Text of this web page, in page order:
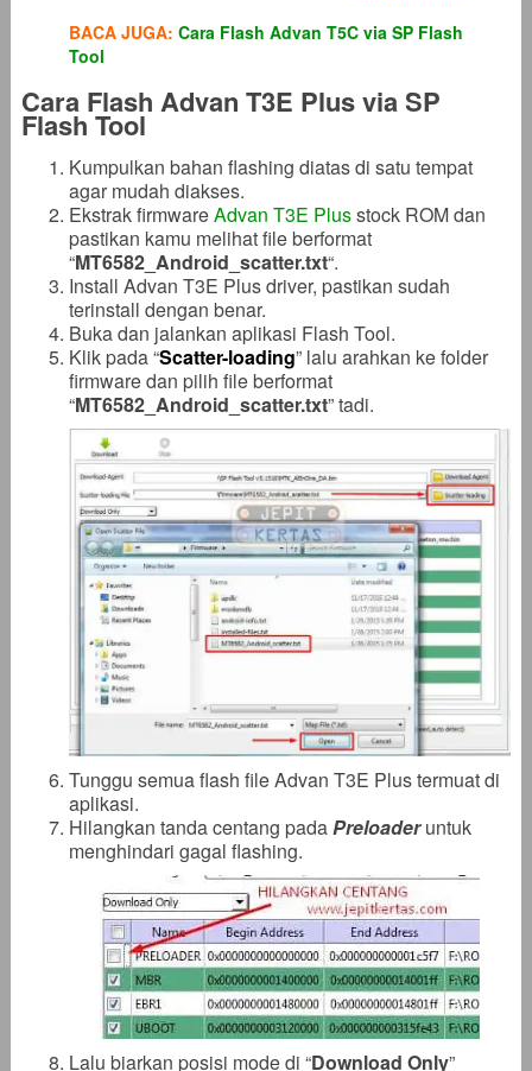
BACA JUGA: Cara Flash Advan T5C via SP Flash
Tool
Cara Flash Advan T3E Plus via SP
Flash Tool
Kumpulkan bahan flashing diatas di satu tempat
agar mudah diakses.
Ekstrak firmwareAdvan T3E Plusstock ROM dan
pastikan kamu melihat file berformat
“MT6582_Android_scatter.txt“.
Install Advan T3E Plus driver, pastikan sudah
terinstall dengan benar.
Buka dan jalankan aplikasi Flash Tool.
Klik pada “Scatter-loading” lalu arahkan ke folder
firmware dan pilih file berformat
“MT6582_Android_scatter.txt” tadi.
Tunggu semua flash file Advan T3E Plus termuat di
aplikasi.
Hilangkan tanda centang padaPreloader untuk
menghindari gagal flashing.
Lalu biarkan posisi mode di “Download Only”